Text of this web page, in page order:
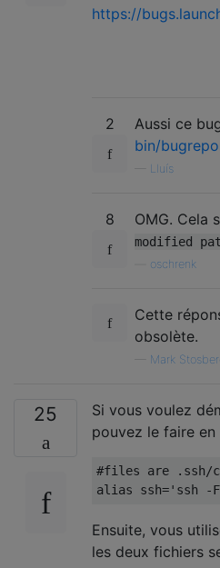
https://
2 Aussi ce
bin/
Lluís
8 OMG. Cela
modified
oschrenk
Cette
obsolète.
Mark
25
Si vous voulez
pouvez le faire en
#files are .ssh/
Ensuite, vous
les deux fichiers